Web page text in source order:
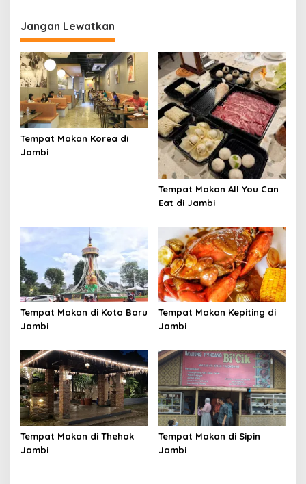
Jangan Lewatkan
Tempat Makan Korea di
Jambi
Tempat Makan All You Can
Eat di Jambi
Tempat Makan di Kota Baru
Jambi
Tempat Makan Kepiting di
Jambi
Tempat Makan di Thehok
Jambi
Tempat Makan di Sipin
Jambi